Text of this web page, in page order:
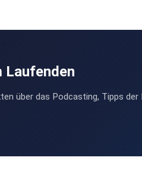
Laufenden
über das Podcasting, Tipps